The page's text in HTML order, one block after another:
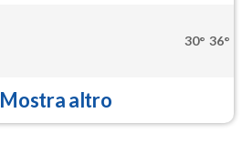
30° 36°
Mostra altro